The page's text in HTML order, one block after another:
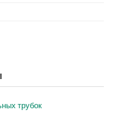
трубок